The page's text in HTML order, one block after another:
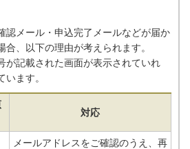
認メール・申込完了メールなどが届か
合、以下の理由が考えられます。
が記載された画面が表示されていれ
ます。
対応
メールアドレスをご確認のうえ、再